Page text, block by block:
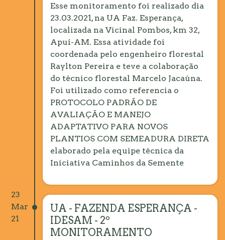
Esse monitoramento foi realizado dia
23.03.2021, na UA Faz. Esperança,
localizada na Vicinal Pombos, km 32,
Apuí-AM. Essa atividade foi
coordenada pelo engenheiro florestal
Raylton Pereira e teve a colaboração
do técnico florestal Marcelo Jacaúna.
Foi utilizado como referencia o
PROTOCOLO PADRÃO DE
AVALIAÇÃO E MANEJO
ADAPTATIVO PARA NOVOS
PLANTIOS COM SEMEADURA DIRETA
elaborado pela equipe técnica da
Iniciativa Caminhos da Semente
23
Mar
21
UA - FAZENDA ESPERANÇA -
IDESAM - 2º
MONITORAMENTO